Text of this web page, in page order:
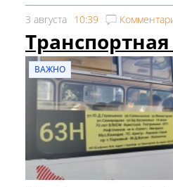
3 августа 10:39
ВАЖНО